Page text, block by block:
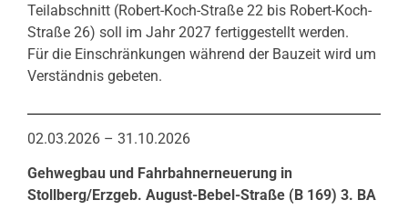
Teilabschnitt (Robert-Koch-Straße 22 bis Robert-Koch-
Straße 26) soll im Jahr 2027 fertiggestellt werden.
Für die Einschränkungen während der Bauzeit wird um
Verständnis gebeten.
02.03.2026 – 31.10.2026
Gehwegbau und Fahrbahnerneuerung in
Stollberg/Erzgeb. August-Bebel-Straße (B 169) 3. BA